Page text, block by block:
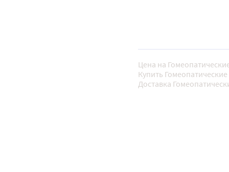
Цена на
Купить
Доставка